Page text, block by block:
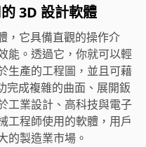
3D 設計軟體
，它具備直觀的操作介
能。透過它，你就可以輕
生產的工程圖，並且可藉
完成複雜的曲面、展開鈑
工業設計、高科技與電子
工程師使用的軟體，用戶
的製造業市場。